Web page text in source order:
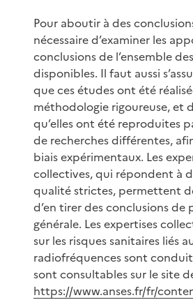
Pour aboutir à des
nécessaire d’examiner les
conclusions de l’ensemble
disponibles. Il faut aussi
que ces études ont été
méthodologie rigoureuse, et
qu’elles ont été reproduites
de recherches différentes,
biais expérimentaux. Les
collectives, qui répondent à
qualité strictes, permettent
d’en tirer des conclusions de
générale. Les expertises
sur les risques sanitaires liés
radiofréquences sont
sont consultables sur le site
https://www.anses.fr/fr/